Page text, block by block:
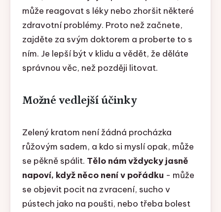
může reagovat s léky nebo zhoršit některé
zdravotní problémy. Proto než začnete,
zajděte za svým doktorem a proberte to s
ním. Je lepší být v klidu a vědět, že děláte
správnou věc, než později litovat.
Možné vedlejší účinky
Zelený kratom není žádná procházka
růžovým sadem, a kdo si myslí opak, může
se pěkně spálit. Tělo nám vždycky jasně
napoví, když něco není v pořádku - může
se objevit pocit na zvracení, sucho v
pústech jako na poušti, nebo třeba bolest